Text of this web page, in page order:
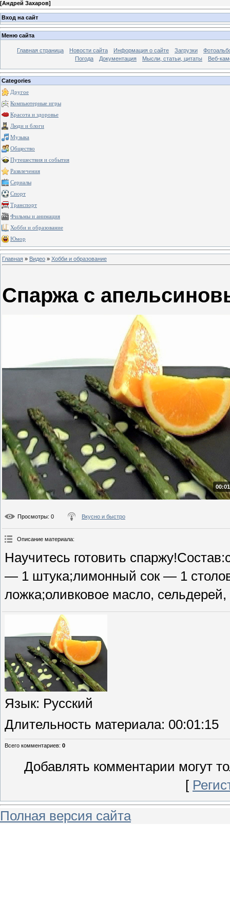
[Андрей Захаров]
Вход на сайт
Меню сайта
Главная страница Новости сайта Информация о сайте Загрузки
Погода
Документация Мысли, статьи, цитаты Веб-
Categories
Другое
Компьютерные игры
Красота и здоровье
Люди и блоги
Музыка
Общество
Путешествия и события
Развлечения
Сериалы
Спорт
Транспорт
Фильмы и анимация
Хобби и образование
Юмор
Главная » Видео » Хобби и образование
Спаржа с
Просмотры: 0 Вкусно и быстро
Описание материала:
Научитесь готовить
— 1 штука;лимонный сок — 1
ложка;оливковое масло,
Язык: Русский
Длительность материала: 00:01:15
Всего комментариев: 0
Добавлять комментарии могут
[
Полная версия сайта